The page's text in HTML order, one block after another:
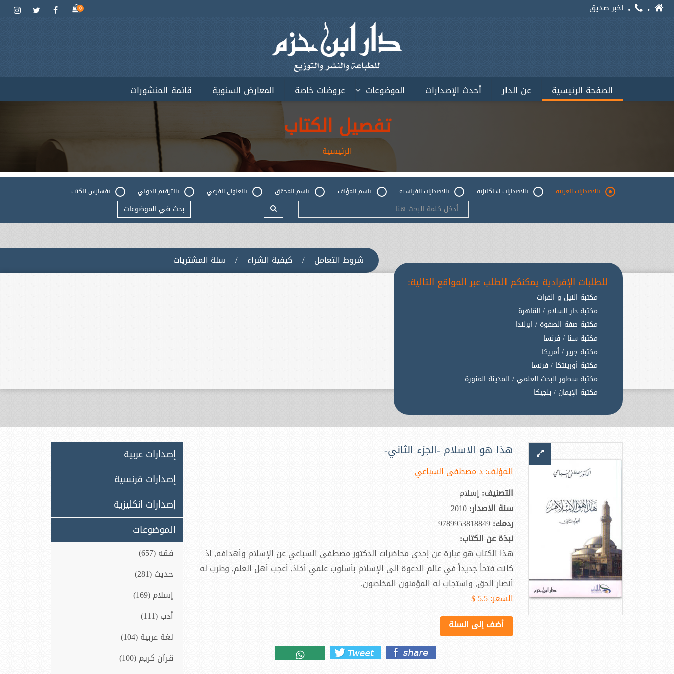
0 اخبر صديق
الصفحة الرئيسية عن الدار أحدث الإصدارات الموضوعات عروضات خاصة المعارض السنوية قائمة المنشورات
تفصيل الكتاب
الرئيسية
بالاصدارات العربية بالاصدارات الانكليزية بالاصدارات الفرنسية باسم المؤلف باسم المحقق بالعنوان الفرعي بالترقيم الدولي بفهارس الكتب
بحث في الموضوعات
شروط التعامل / كيفية الشراء / سلة المشتريات
للطلبات الإفرادية يمكنكم الطلب عبر المواقع التالية:
مكتبة النيل و الفرات
مكتبة دار السلام / القاهرة
مكتبة صفة الصفوة / ايرلندا
مكتبة سنا / فرنسا
مكتبة جرير / أمريكا
مكتبة أورينتكا / فرنسا
مكتبة سطور البحث العلمي / المدينة المنورة
مكتبة الإيمان / بلجيكا
هذا هو الاسلام -الجزء الثاني-
المؤلف:د مصطفى السباعي
التصنيف: إسلام
سنة الاصدار:2010
ردمك:9789953818849
نبذة عن الكتاب:
هذا الكتاب هو عبارة عن إحدى محاضرات الدكتور مصطفى السباعي عن الإسلام وأهدافه, إذ
كانت فتحاً جديداً في عالم الدعوة إلى الإسلام بأسلوب علمي أخاذ, أعجب أهل العلم, وطرب له
أنصار الحق, واستجاب له المؤمنون المخلصون.
السعر:5.5 $
أضف إلى السلة
إصدارات عربية
إصدارات فرنسية
إصدارات انكليزية
الموضوعات
فقه (657)
حديث (281)
إسلام (169)
أدب (111)
لغة عربية (104)
قرآن كريم (100)